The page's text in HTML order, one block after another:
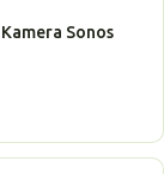
Sonos